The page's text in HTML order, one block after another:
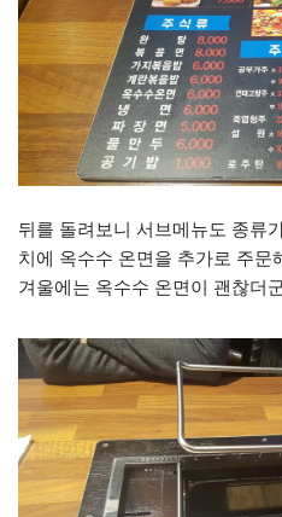
뒤를 돌려보니 서브메뉴도 종류
치에 옥수수 온면을 추가로 주문
겨울에는 옥수수 온면이 괜찮더